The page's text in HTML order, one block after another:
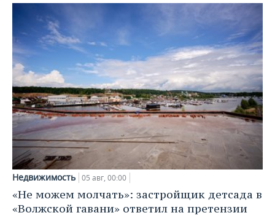
Недвижимость 05 авг, 00:00
«Не можем молчать»: застройщик детсада в
«Волжской гавани» ответил на претензии